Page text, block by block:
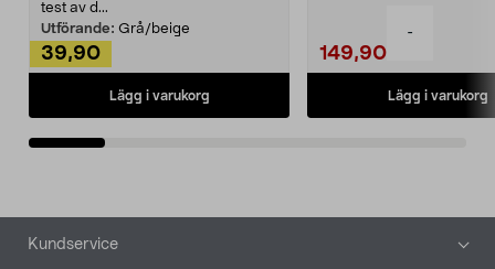
-
test av d...
Utförande: Grå/beige
39,90
Lägg i varukorg
149,90
Lägg i varukorg
Sidfot
Kundservice